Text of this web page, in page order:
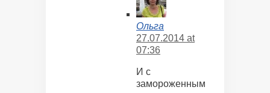
Ольга
27.07.2014 at
07:36
И с
замороженным